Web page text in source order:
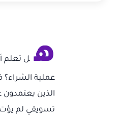
ه
عملية الشراء؟
الذين
تسويقي لم